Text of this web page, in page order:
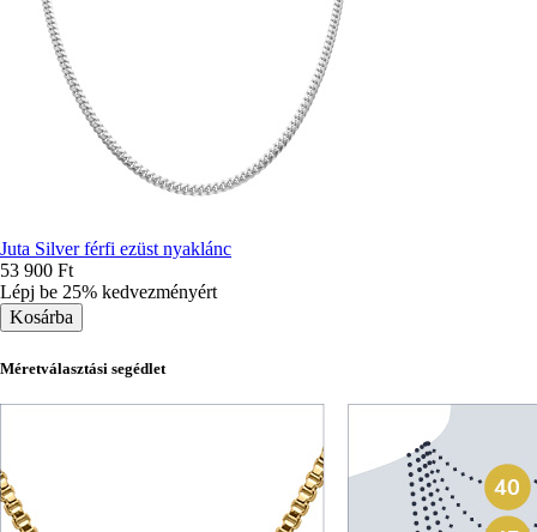
Juta Silver férfi ezüst nyaklánc
53 900 Ft
Lépj be 25% kedvezményért
Méretválasztási segédlet